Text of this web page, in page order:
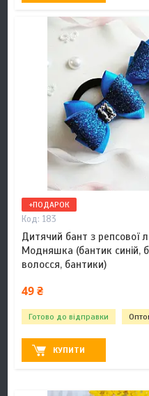
+ПОДАРОК
183
Дитячий бант з репсової
Модняшка (бантик синій,
волосся, бантики)
49 ₴
Готово до відправки
КУПИТИ